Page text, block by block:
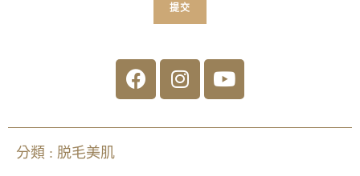
提交
分類 : 脱毛美肌